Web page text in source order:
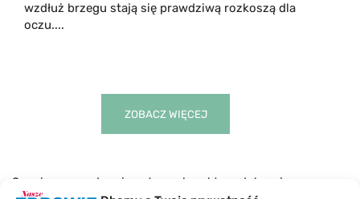
wzdłuż brzegu stają się prawdziwą rozkoszą dla
oczu....
ZOBACZ WIĘCEJ
Serwis naszezdrowie.net ma charakter edukacyjny.